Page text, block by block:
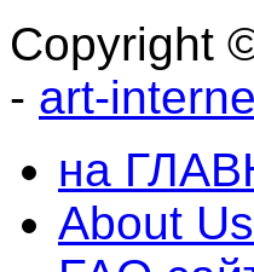
Copyright
- art-
на
About Us